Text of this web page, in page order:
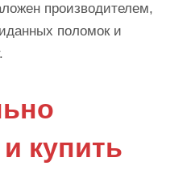
производителем,
поломок и
купить